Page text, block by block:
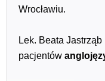
Wrocławiu.
Lek. Beata
pacjentów